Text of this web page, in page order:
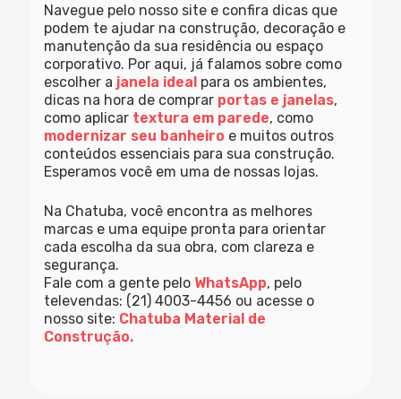
Navegue pelo nosso site e confira dicas que
podem te ajudar na construção, decoração e
manutenção da sua residência ou espaço
corporativo. Por aqui, já falamos sobre como
escolher a janela ideal para os ambientes,
dicas na hora de comprar portas e janelas,
como aplicar textura em parede, como
modernizar seu banheiro e muitos outros
conteúdos essenciais para sua construção.
Esperamos você em uma de nossas lojas.
Na Chatuba, você encontra as melhores
marcas e uma equipe pronta para orientar
cada escolha da sua obra, com clareza e
segurança.
Fale com a gente pelo WhatsApp, pelo
televendas: (21) 4003-4456 ou acesse o
nosso site: Chatuba Material de
Construção.